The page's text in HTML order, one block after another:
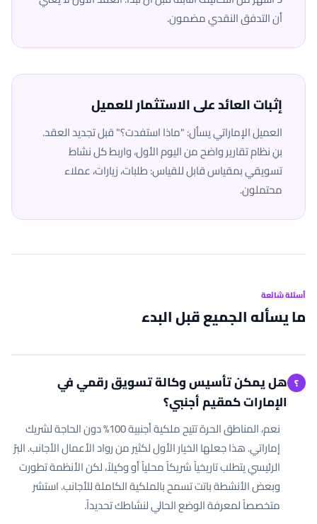
أن التدفق النقدي مضمون.
إثبات العائد على الاستثمار للعميل
العميل الإماراتي يسأل: "ماذا استفدت؟" قبل تجديد العقد.
بنِ نظام تقارير واضح من اليوم الأول، واربط كل نشاط
تسويقي بمقياس قابل للقياس: طلبات، زيارات، عملاء
محتملون.
أسئلة شائعة
ما يسأله الجميع قبل البدء
؟ هل يمكن تأسيس وكالة تسويق رقمي في
الإمارات كمقيم أجنبي؟
نعم، المناطق الحرة تتيح ملكية أجنبية 100% دون الحاجة لشريك
إماراتي. هذا جعلها الخيار الأول لكثير من رواد الأعمال الأجانب. البرّ
الرئيسي يتطلب تاريخياً شريكاً محلياً أو وكيلاً، لكن الأنظمة تطورت
وبعض الأنشطة باتت تسمح بالملكية الكاملة للأجانب. استشر
متخصصاً لمعرفة الوضع الحالي لنشاطك تحديداً.